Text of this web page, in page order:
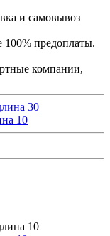
и самовывоз
предоплаты.
компании,
30
10